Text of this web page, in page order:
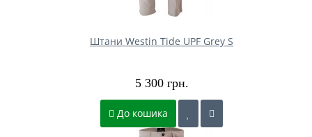
Штани Westin Tide UPF Grey S
5 300 грн.
До кошика